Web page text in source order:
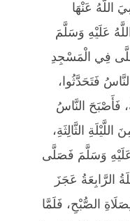
عَنْهَا
عَلَيْهِ وَسَلَّمَ
فِي الْمَسْجِدِ
فَتَحَدَّثُوا،
فَأَصْبَحَ النَّاسُ
الثَّالِثَةِ،
وَسَلَّمَ فَصَلَّى
الرَّابِعَةُ عَجَزَ
الصُّبْحِ، فَلَمَّا